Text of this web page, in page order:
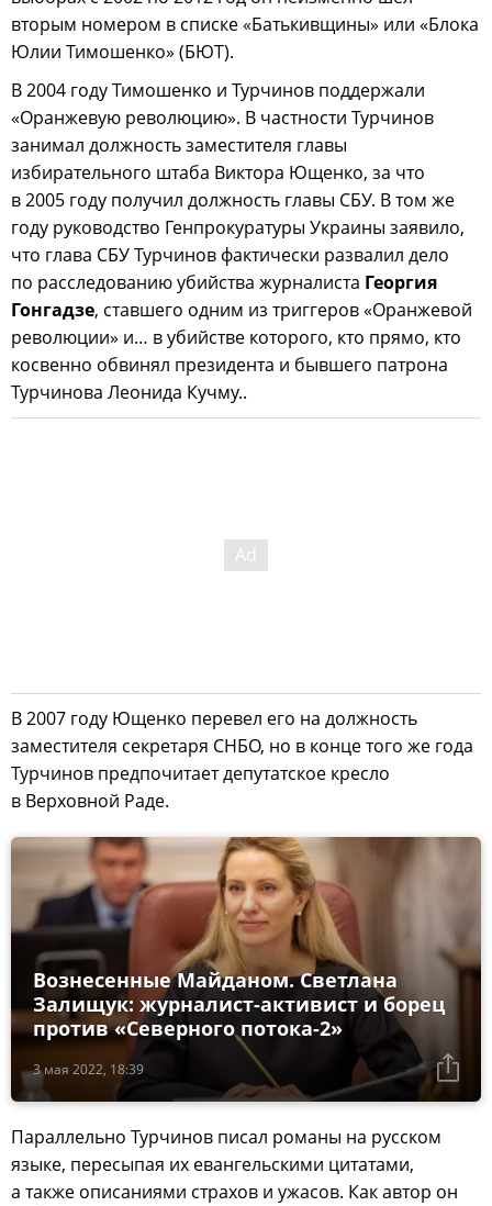
вторым номером в списке «Батькивщины» или «Блока
Юлии Тимошенко» (БЮТ).
В 2004 году Тимошенко и Турчинов поддержали
«Оранжевую революцию». В частности Турчинов
занимал должность заместителя главы
избирательного штаба Виктора Ющенко, за что
в 2005 году получил должность главы СБУ. В том же
году руководство Генпрокуратуры Украины заявило,
что глава СБУ Турчинов фактически развалил дело
по расследованию убийства журналиста Георгия
Гонгадзе, ставшего одним из триггеров «Оранжевой
революции» и… в убийстве которого, кто прямо, кто
косвенно обвинял президента и бывшего патрона
Турчинова Леонида Кучму..
В 2007 году Ющенко перевел его на должность
заместителя секретаря СНБО, но в конце того же года
Турчинов предпочитает депутатское кресло
в Верховной Раде.
3 мая 2022, 18:39
Вознесенные Майданом. Светлана
Залищук: журналист-активист и борец
против «Северного потока-2»
Параллельно Турчинов писал романы на русском
языке, пересыпая их евангельскими цитатами,
а также описаниями страхов и ужасов. Как автор он